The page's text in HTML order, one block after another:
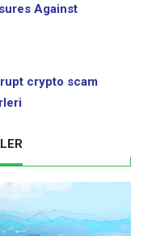
Against
crypto scam